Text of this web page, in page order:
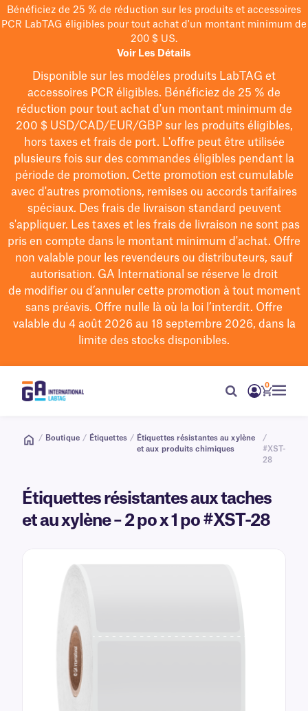
Bénéficiez de 25 % de réduction sur les produits et accessoires
PCR LabTAG éligibles pour tout achat d'un montant minimum de
200 $ US.
Voir Les Détails
Disponible sur les modèles produits LabTAG et
accessoires PCR éligibles. Bénéficiez de 25 % de
réduction pour tout achat d'un montant minimum de
200 $USD/CAD/EUR/GBPsur les produits éligibles,
hors taxes et frais de port. L'offre peut être utilisée
plusieurs fois sur des commandes éligibles pendant la
période de promotion. Cette promotion est cumulable
avec d'autres promotions, remises ou accords tarifaires
spéciaux. Des frais de livraison standard peuvent
s'appliquer. Les taxes et les frais de livraison ne sont pas
pris en compte dans le montant minimum d'achat. Offre
non valable pour les revendeurs ou distributeurs, sauf
autorisation. GA International se réserve le droit
de modifierou d’annuler cette promotion à tout moment
sans préavis. Offre nulle là où la loi l’interdit. Offre
valable du 4 août 2026 au 18 septembre 2026, dans la
limite des stocks disponibles.
0
/ Boutique / Étiquettes / Étiquettes résistantes au xylène
et aux produits chimiques
/
#XST-
28
Étiquettes résistantes aux taches
et au xylène – 2 po x 1 po #XST-28